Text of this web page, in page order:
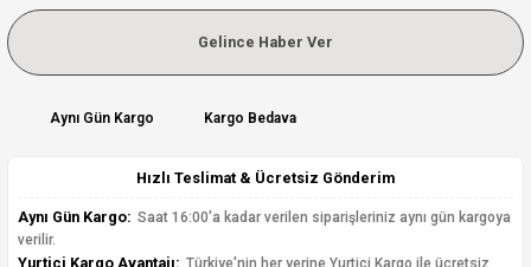
Gelince Haber Ver
Aynı Gün Kargo Kargo Bedava
Hızlı Teslimat & Ücretsiz Gönderim
Aynı Gün Kargo: Saat 16:00'a kadar verilen siparişleriniz aynı gün kargoya
verilir.
Yurtiçi Kargo Avantajı: Türkiye'nin her yerine Yurtiçi Kargo ile ücretsiz